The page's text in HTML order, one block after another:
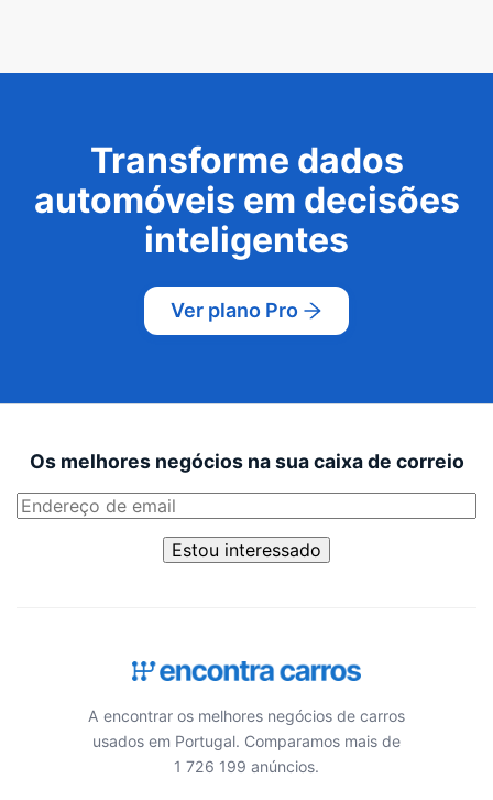
Transforme dados
automóveis em decisões
inteligentes
Ver plano Pro
Os melhores negócios na sua caixa de correio
Estou interessado
A encontrar os melhores negócios de carros
usados em Portugal. Comparamos mais de
1 726 199 anúncios.